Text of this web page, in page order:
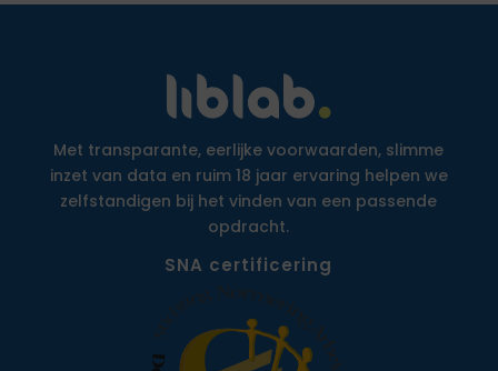
Met transparante, eerlijke voorwaarden, slimme
inzet van data en ruim 18 jaar ervaring helpen we
zelfstandigen bij het vinden van een passende
opdracht.
SNA certificering